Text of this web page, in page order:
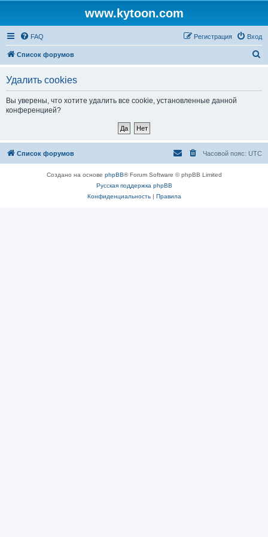
www.kytoon.com
FAQ Вход
Регистрация
Список форумов
Удалить cookies
Вы уверены, что хотите удалить все cookie, установленные данной
конференцией?
Список форумов Часовой пояс: UTC
Создано на основе phpBB® Forum Software © phpBB Limited
Русская поддержка phpBB
Конфиденциальность| Правила